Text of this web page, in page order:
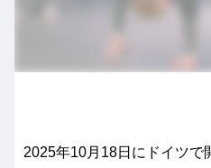
2025年10月18日にドイツで